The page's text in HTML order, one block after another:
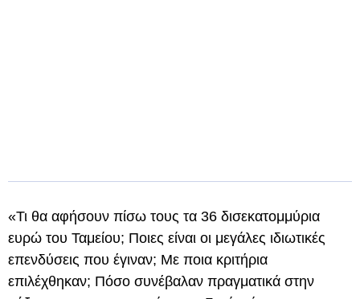
«Τι θα αφήσουν πίσω τους τα 36 δισεκατομμύρια
ευρώ του Ταμείου; Ποιες είναι οι μεγάλες ιδιωτικές
επενδύσεις που έγιναν; Με ποια κριτήρια
επιλέχθηκαν; Πόσο συνέβαλαν πραγματικά στην